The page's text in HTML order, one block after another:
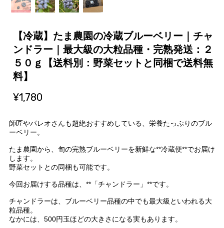
【冷蔵】たま農園の冷蔵ブルーベリー｜チャ
ンドラー｜最大級の大粒品種・完熟発送：２
５０ｇ【送料別：野菜セットと同梱で送料無
料】
¥1,780
師匠やパレオさんも超絶おすすめしている、栄養たっぷりのブル
ーベリー。
たま農園から、旬の完熟ブルーベリーを新鮮な**冷蔵便**でお届け
します。
野菜セットとの同梱も可能です。
今回お届けする品種は、**「チャンドラー」**です。
チャンドラーは、ブルーベリー品種の中でも最大級といわれる大
粒品種。
なかには、500円玉ほどの大きさになる実もあります。